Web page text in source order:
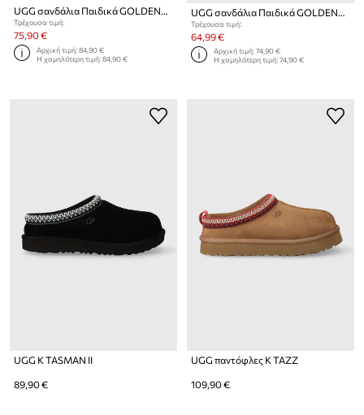
UGG σανδάλια Παιδικά GOLDENGLOW GLOSSY SPARKLES
Τρέχουσα τιμή:
75,90 €
Αρχική τιμή:84,90 €
Η χαμηλότερη τιμή:84,90 €
Τρέχουσα τιμή:
64,99 €
Αρχική τιμή:74,90 €
Η χαμηλότερη τιμή:74,90 €
UGG K TASMAN II
89,90 €
UGG παντόφλες K TAZZ
109,90 €